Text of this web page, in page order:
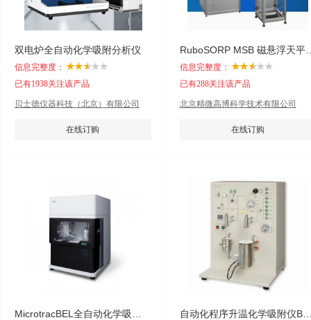
双电炉全自动化学吸附分析仪
信息完整度：
已有1938关注该产品
贝士德仪器科技（北京）有限公司
在线订购
RuboSORP MSB
信息完整度：
已有288关注该产品
北京精微高博科学技术有限公司
在线订购
自动化程序升温化学吸附仪